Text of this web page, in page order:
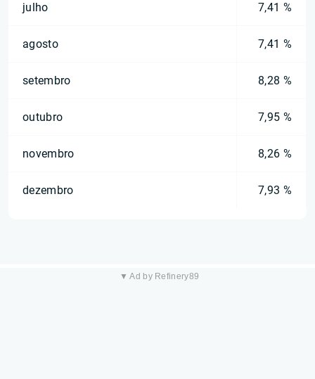
julho 7,41 %
agosto 7,41 %
setembro 8,28 %
outubro 7,95 %
novembro 8,26 %
dezembro 7,93 %
▼ Ad by Refinery89